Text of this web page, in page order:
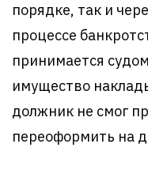
порядке, так и
процессе
принимается
имущество
должник не смог
переоформить на